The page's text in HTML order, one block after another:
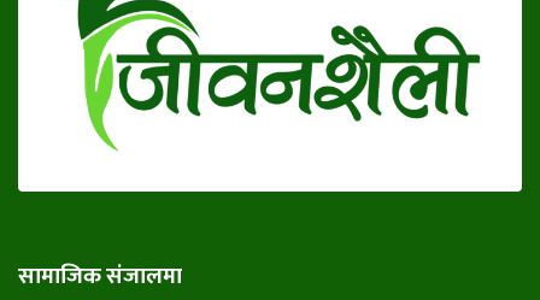
सामाजिक संजालमा